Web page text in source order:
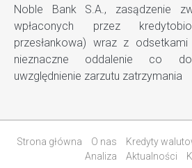
Noble Bank S.A., zasądzenie
wpłaconych przez
przesłankowa) wraz z
nieznaczne oddalenie co
uwzględnienie zarzutu zatrzymania
Strona główna O nas Kredyty
Analiza
Aktualności